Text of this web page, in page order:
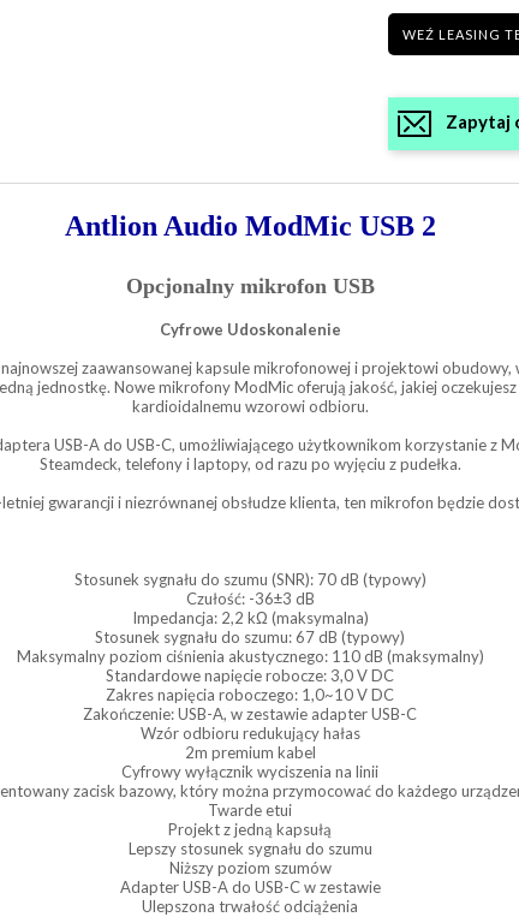
WEŹ LEASING
Zapytaj
Antlion Audio ModMic USB 2
Opcjonalny mikrofon USB
Cyfrowe Udoskonalenie
zaawansowanej kapsule mikrofonowej i projektowi
jednostkę. Nowe mikrofony ModMic oferują jakość, jakiej
kardioidalnemu wzorowi odbioru.
USB-A do USB-C, umożliwiającego użytkownikom korzystanie z
Steamdeck, telefony i laptopy, od razu po wyjęciu z pudełka.
gwarancji i niezrównanej obsłudze klienta, ten mikrofon będzie
Stosunek sygnału do szumu (SNR): 70 dB (typowy)
Czułość: -36±3 dB
Impedancja: 2,2 kΩ (maksymalna)
Stosunek sygnału do szumu: 67 dB (typowy)
Maksymalny poziom ciśnienia akustycznego: 110 dB (maksymalny)
Standardowe napięcie robocze: 3,0 V DC
Zakres napięcia roboczego: 1,0~10 V DC
Zakończenie: USB-A, w zestawie adapter USB-C
Wzór odbioru redukujący hałas
2m premium kabel
Cyfrowy wyłącznik wyciszenia na linii
zacisk bazowy, który można przymocować do każdego
Twarde etui
Projekt z jedną kapsułą
Lepszy stosunek sygnału do szumu
Niższy poziom szumów
Adapter USB-A do USB-C w zestawie
Ulepszona trwałość odciążenia